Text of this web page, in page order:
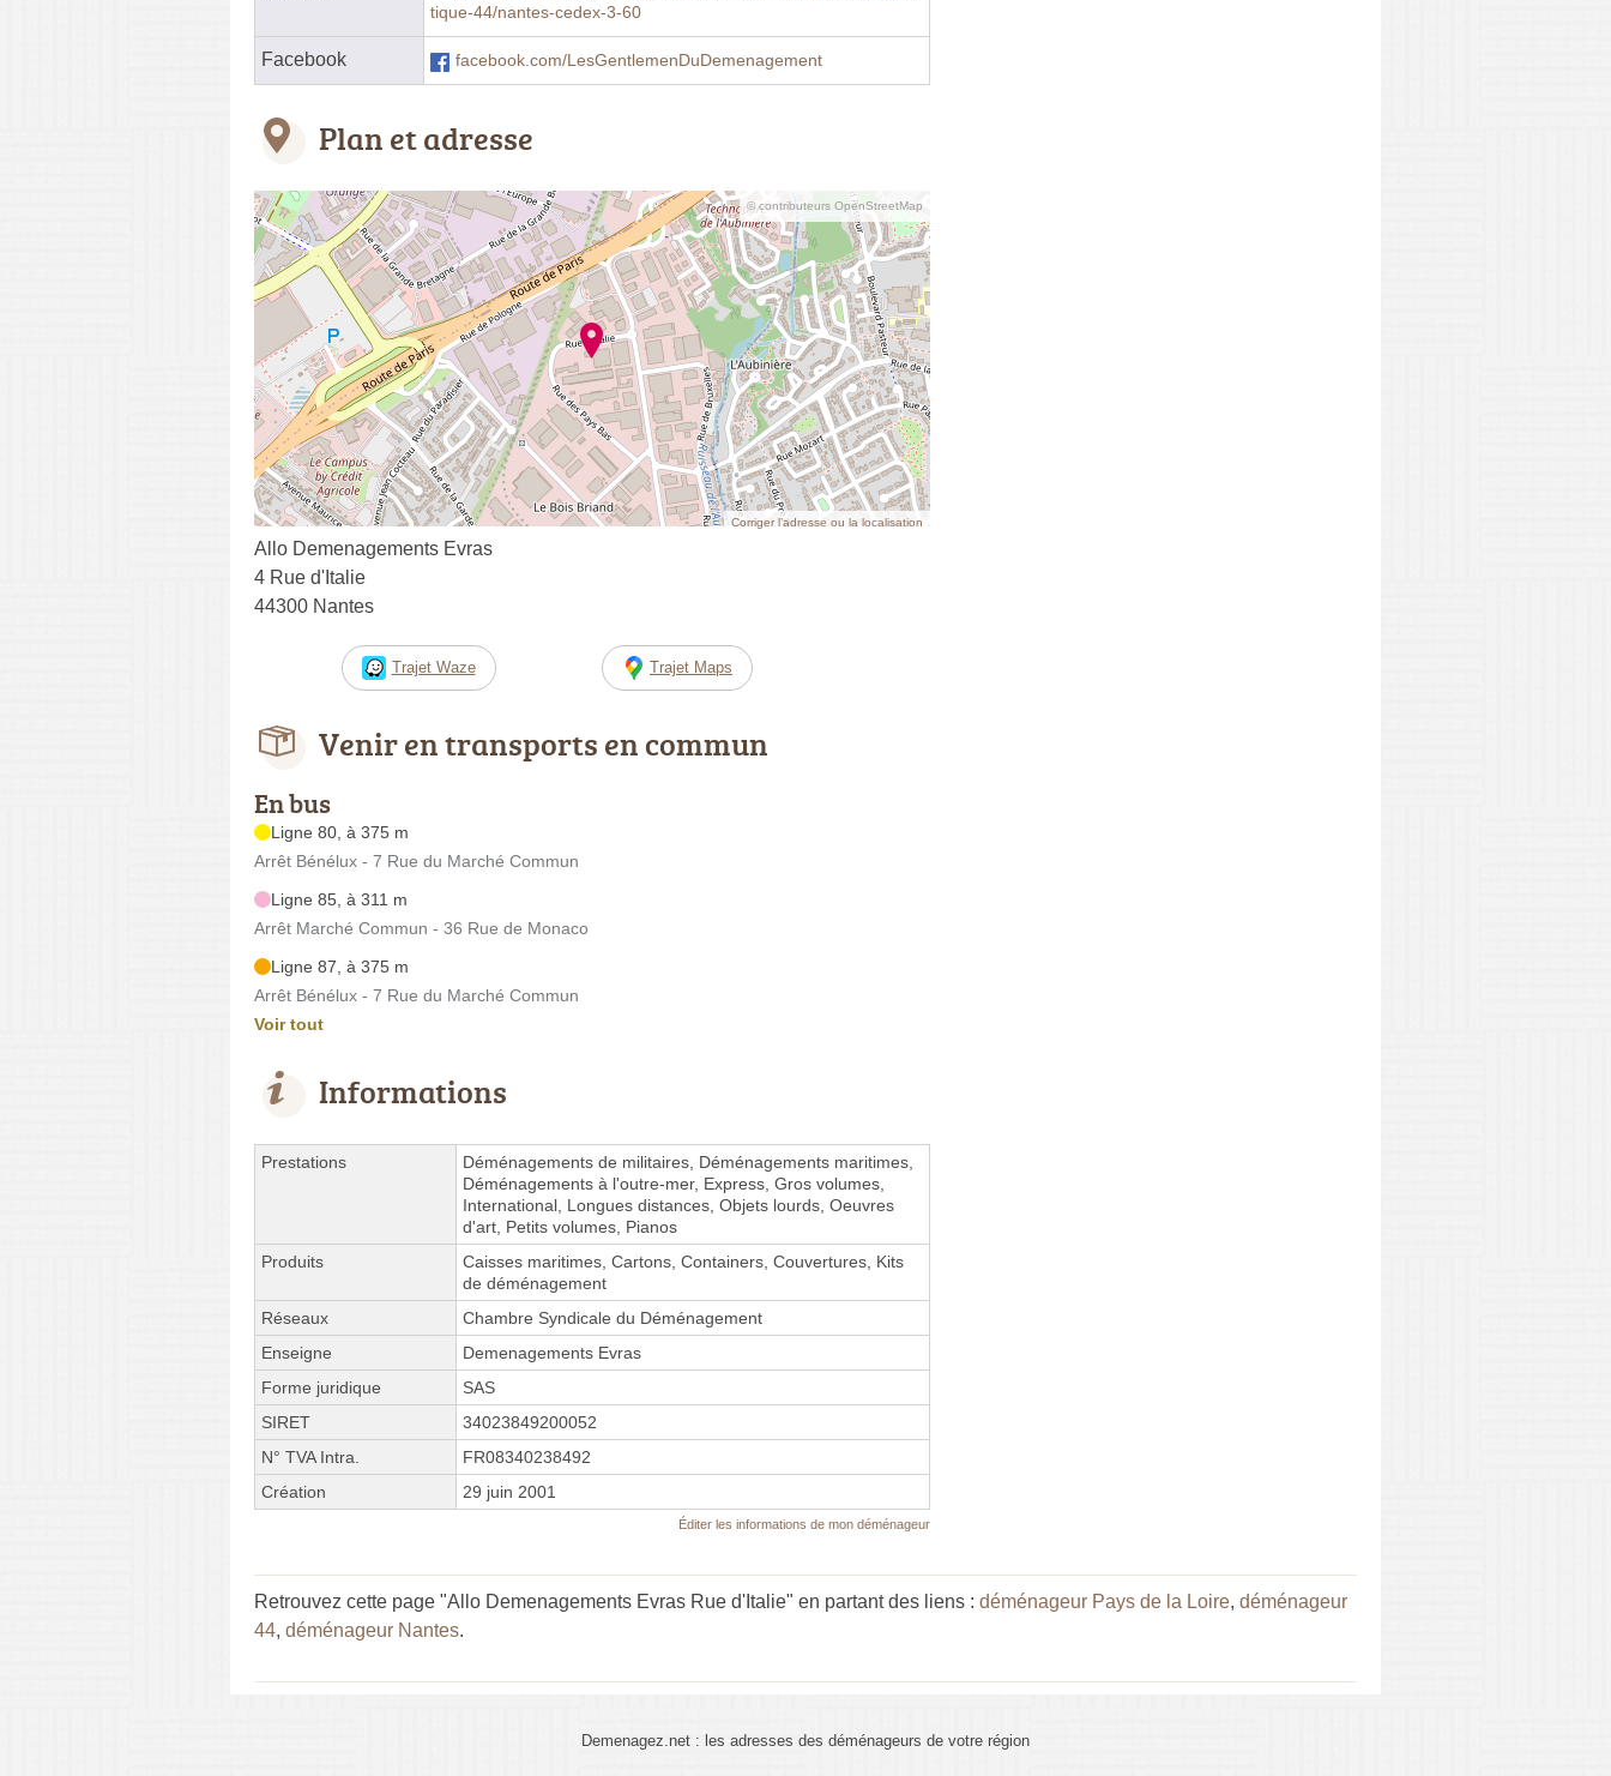
tique-44/nantes-cedex-3-60
Facebook facebook.com/LesGentlemenDuDemenagement
Plan et adresse
© contributeurs OpenStreetMap
Corriger l’adresse ou la localisation
Allo Demenagements Evras
4 Rue d'Italie
44300 Nantes
Trajet Waze Trajet Maps
Venir en transports en commun
En bus
Ligne 80, à 375 m
Arrêt Bénélux - 7 Rue du Marché Commun
Ligne 85, à 311 m
Arrêt Marché Commun - 36 Rue de Monaco
Ligne 87, à 375 m
Arrêt Bénélux - 7 Rue du Marché Commun
Voir tout
Informations
Prestations
Déménagements de militaires, Déménagements maritimes,
Déménagements à l'outre-mer, Express, Gros volumes,
International, Longues distances, Objets lourds, Oeuvres
d'art, Petits volumes, Pianos
Produits
Caisses maritimes, Cartons, Containers, Couvertures, Kits
de déménagement
Réseaux
Chambre Syndicale du Déménagement
Enseigne
Demenagements Evras
Forme juridique
SAS
SIRET
34023849200052
N° TVA Intra.
FR08340238492
Création
29 juin 2001
Éditer les informations de mon déménageur
Retrouvez cette page "Allo Demenagements Evras Rue d'Italie" en partant des liens : déménageur Pays de la Loire, déménageur
44, déménageur Nantes.
Demenagez.net : les adresses des déménageurs de votre région